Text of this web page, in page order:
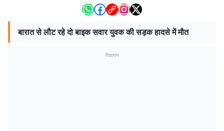
बारात से लौट रहे दो बाइक सवार युवक की सड़क हादसे में मौत
विज्ञापन